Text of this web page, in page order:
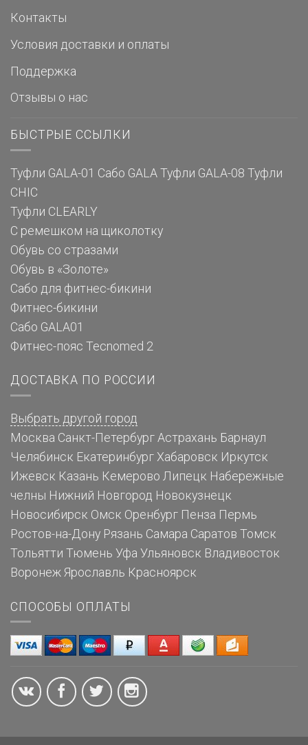
Контакты
Условия доставки и оплаты
Поддержка
Отзывы о нас
БЫСТРЫЕ ССЫЛКИ
Туфли GALA-01 Сабо GALA Туфли GALA-08 Туфли
CHIC
Туфли CLEARLY
С ремешком на щиколотку
Обувь со стразами
Обувь в «Золоте»
Сабо для фитнес-бикини
Фитнес-бикини
Сабо GALA01
Фитнес-пояс Tecnomed 2
ДОСТАВКА ПО РОССИИ
Выбрать другой город
Москва Санкт-Петербург Астрахань Барнаул
Челябинск Екатеринбург Хабаровск Иркутск
Ижевск Казань Кемерово Липецк Набережные
челны Нижний Новгород Новокузнецк
Новосибирск Омск Оренбург Пенза Пермь
Ростов-на-Дону Рязань Самара Саратов Томск
Тольятти Тюмень Уфа Ульяновск Владивосток
Воронеж Ярославль Красноярск
СПОСОБЫ ОПЛАТЫ